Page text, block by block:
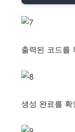
출력된 코드를
생성 완료를 확